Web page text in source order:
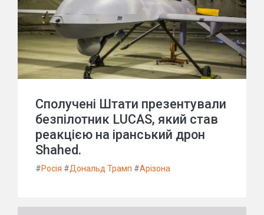
Сполучені Штати презентували
безпілотник LUCAS, який став
реакцією на іранський дрон
Shahed.
#Росія #Дональд Трамп #Арізона